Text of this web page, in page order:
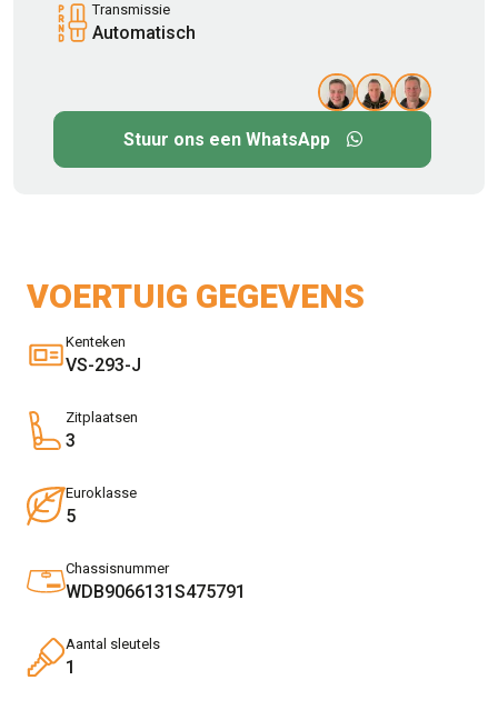
Transmissie
Automatisch
Stuur ons een WhatsApp
VOERTUIG GEGEVENS
Kenteken
VS-293-J
Zitplaatsen
3
Euroklasse
5
Chassisnummer
WDB9066131S475791
Aantal sleutels
1